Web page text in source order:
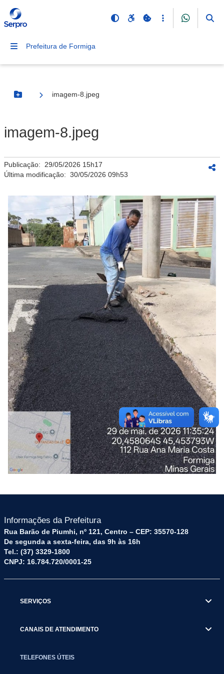
Prefeitura de Formiga
Botão Menu
imagem-8.jpeg
imagem-8.jpeg
Publicação: 29/05/2026 15h17
Última modificação: 30/05/2026 09h53
Informações da Prefeitura
Rua Barão de Piumhi, nº 121, Centro – CEP: 35570-128
De segunda a sexta-feira, das 9h às 16h
Tel.: (37) 3329-1800
CNPJ: 16.784.720/0001-25
SERVIÇOS
CANAIS DE ATENDIMENTO
TELEFONES ÚTEIS